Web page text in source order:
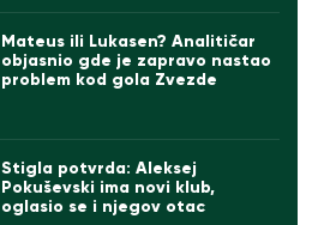
Mateus ili Lukasen? Analitičar
objasnio gde je zapravo nastao
problem kod gola Zvezde
Stigla potvrda: Aleksej
Pokuševski ima novi klub,
oglasio se i njegov otac